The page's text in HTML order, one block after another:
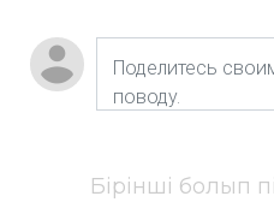
Бірінші болып